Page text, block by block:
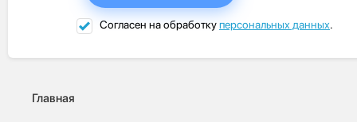
Согласен на обработкуперсональных данных.
Главная